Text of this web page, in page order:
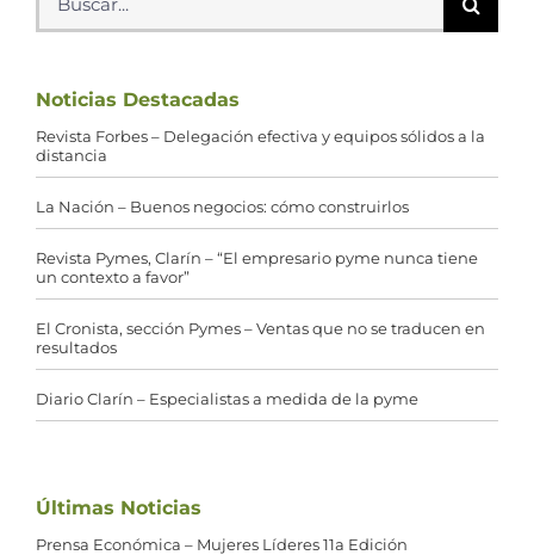
Noticias Destacadas
Revista Forbes – Delegación efectiva y equipos sólidos a la
distancia
La Nación – Buenos negocios: cómo construirlos
Revista Pymes, Clarín – “El empresario pyme nunca tiene
un contexto a favor”
El Cronista, sección Pymes – Ventas que no se traducen en
resultados
Diario Clarín – Especialistas a medida de la pyme
Últimas Noticias
Prensa Económica – Mujeres Líderes 11a Edición